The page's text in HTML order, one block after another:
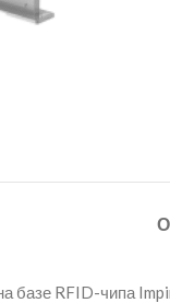
базе RFID-чипа